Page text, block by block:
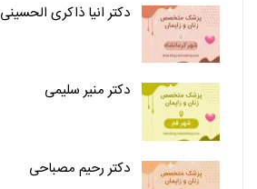
دکتر انیا ذاکری الحسینی
دکتر منیر سلیمی
دکتر رحیم مصباحی